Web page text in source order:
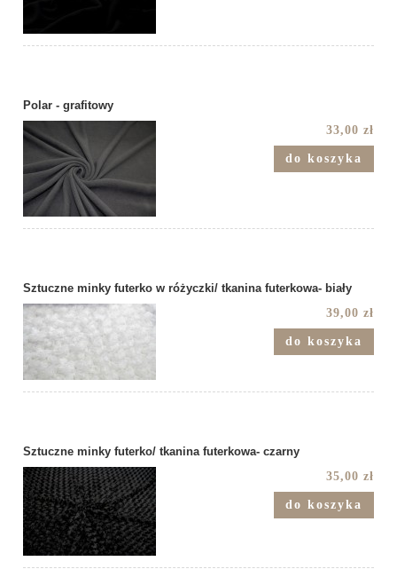
Polar - grafitowy
33,00 zł
do koszyka
Sztuczne minky futerko w różyczki/ tkanina futerkowa- biały
39,00 zł
do koszyka
Sztuczne minky futerko/ tkanina futerkowa- czarny
35,00 zł
do koszyka